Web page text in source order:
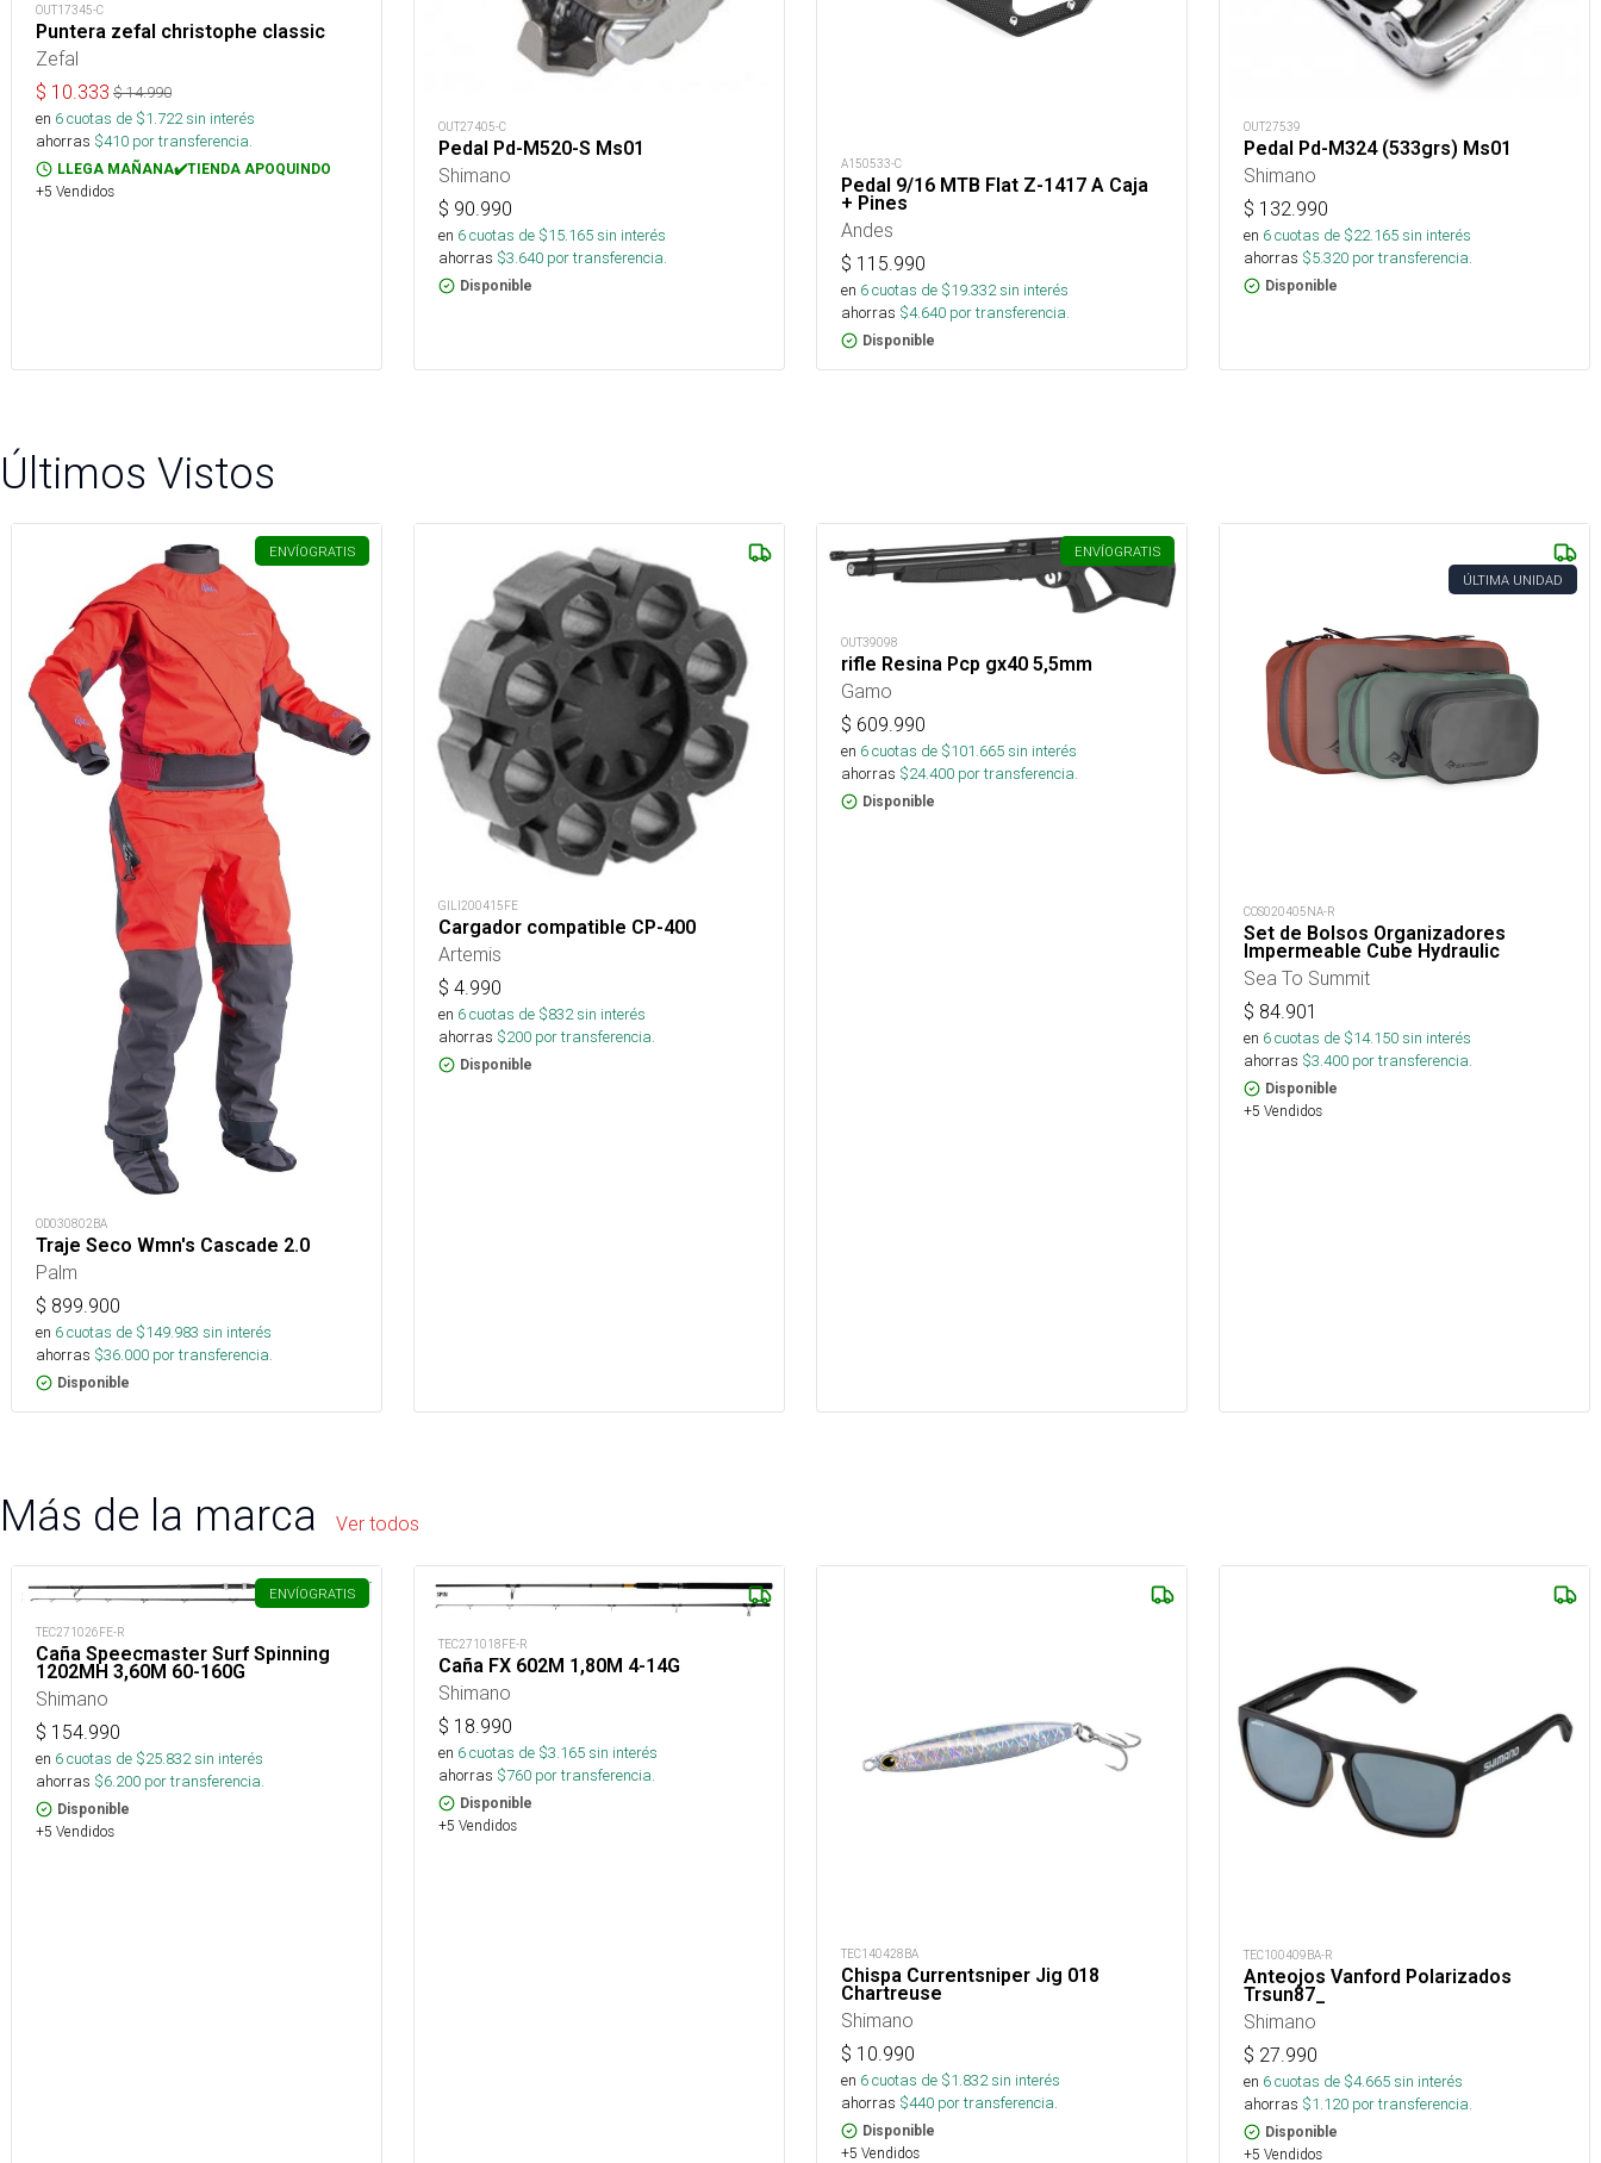
OUT17345-C
Puntera zefal christophe classic
Zefal
$ 10.333 $14.990
en 6cuotas de $1.722sin interés
ahorras $410 por transferencia.
LLEGA MAÑANA✔️TIENDA APOQUINDO
+5 Vendidos
OUT27405-C
Pedal Pd-M520-S Ms01
Shimano
$ 90.990
en 6cuotas de $15.165sin interés
ahorras $3.640 por transferencia.
Disponible
A150533-C
Pedal 9/16 MTB Flat Z-1417 A Caja
+ Pines
Andes
$ 115.990
en 6cuotas de $19.332sin interés
ahorras $4.640 por transferencia.
Disponible
OUT27539
Pedal Pd-M324 (533grs) Ms01
Shimano
$ 132.990
en 6cuotas de $22.165sin interés
ahorras $5.320 por transferencia.
Disponible
Últimos Vistos
ENVÍOGRATIS
OD030802BA
Traje Seco Wmn's Cascade 2.0
Palm
$ 899.900
en 6cuotas de $149.983 sin interés
ahorras $36.000 por transferencia.
Disponible
GILI200415FE
Cargador compatible CP-400
Artemis
$ 4.990
en 6cuotas de $832sin interés
ahorras $200 por transferencia.
Disponible
ENVÍOGRATIS
OUT39098
rifle Resina Pcp gx40 5,5mm
Gamo
$ 609.990
en 6cuotas de $101.665sin interés
ahorras $24.400 por transferencia.
Disponible
ÚLTIMA UNIDAD
COS020405NA-R
Set de Bolsos Organizadores
Impermeable Cube Hydraulic
Sea To Summit
$ 84.901
en 6cuotas de $14.150sin interés
ahorras $3.400 por transferencia.
Disponible
+5 Vendidos
Más de la marca Ver todos
ENVÍOGRATIS
TEC271026FE-R
Caña Speecmaster Surf Spinning
1202MH 3,60M 60-160G
Shimano
$ 154.990
en 6cuotas de $25.832sin interés
ahorras $6.200 por transferencia.
Disponible
+5 Vendidos
TEC271018FE-R
Caña FX 602M 1,80M 4-14G
Shimano
$ 18.990
en 6cuotas de $3.165sin interés
ahorras $760 por transferencia.
Disponible
+5 Vendidos
TEC140428BA
Chispa Currentsniper Jig 018
Chartreuse
Shimano
$ 10.990
en 6cuotas de $1.832sin interés
ahorras $440 por transferencia.
Disponible
+5 Vendidos
TEC100409BA-R
Anteojos Vanford Polarizados
Trsun87_
Shimano
$ 27.990
en 6cuotas de $4.665sin interés
ahorras $1.120 por transferencia.
Disponible
+5 Vendidos